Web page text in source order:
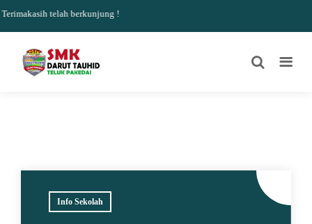
telah berkunjung !
Info Sekolah